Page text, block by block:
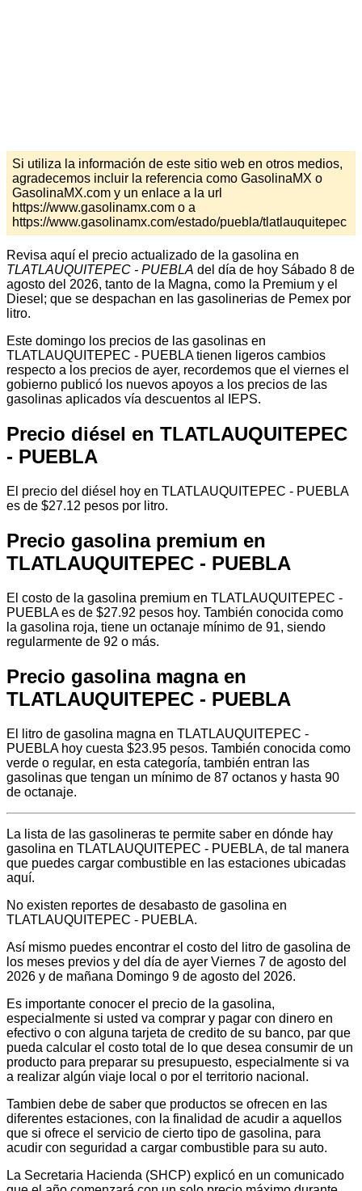
Si utiliza la información de este sitio web en otros medios,
agradecemos incluir la referencia como GasolinaMX o
GasolinaMX.com y un enlace a la url
https://www.gasolinamx.com o a
https://www.gasolinamx.com/estado/puebla/tlatlauquitepec
Revisa aquí el precio actualizado de la gasolina en
TLATLAUQUITEPEC - PUEBLA del día de hoy Sábado 8 de
agosto del 2026, tanto de la Magna, como la Premium y el
Diesel; que se despachan en las gasolinerias de Pemex por
litro.
Este domingo los precios de las gasolinas en
TLATLAUQUITEPEC - PUEBLA tienen ligeros cambios
respecto a los precios de ayer, recordemos que el viernes el
gobierno publicó los nuevos apoyos a los precios de las
gasolinas aplicados vía descuentos al IEPS.
Precio diésel en TLATLAUQUITEPEC
- PUEBLA
El precio del diésel hoy en TLATLAUQUITEPEC - PUEBLA
es de $27.12 pesos por litro.
Precio gasolina premium en
TLATLAUQUITEPEC - PUEBLA
El costo de la gasolina premium en TLATLAUQUITEPEC -
PUEBLA es de $27.92 pesos hoy. También conocida como
la gasolina roja, tiene un octanaje mínimo de 91, siendo
regularmente de 92 o más.
Precio gasolina magna en
TLATLAUQUITEPEC - PUEBLA
El litro de gasolina magna en TLATLAUQUITEPEC -
PUEBLA hoy cuesta $23.95 pesos. También conocida como
verde o regular, en esta categoría, también entran las
gasolinas que tengan un mínimo de 87 octanos y hasta 90
de octanaje.
La lista de las gasolineras te permite saber en dónde hay
gasolina en TLATLAUQUITEPEC - PUEBLA, de tal manera
que puedes cargar combustible en las estaciones ubicadas
aquí.
No existen reportes de desabasto de gasolina en
TLATLAUQUITEPEC - PUEBLA.
Así mismo puedes encontrar el costo del litro de gasolina de
los meses previos y del día de ayer Viernes 7 de agosto del
2026 y de mañana Domingo 9 de agosto del 2026.
Es importante conocer el precio de la gasolina,
especialmente si usted va comprar y pagar con dinero en
efectivo o con alguna tarjeta de credito de su banco, par que
pueda calcular el costo total de lo que desea consumir de un
producto para preparar su presupuesto, especialmente si va
a realizar algún viaje local o por el territorio nacional.
Tambien debe de saber que productos se ofrecen en las
diferentes estaciones, con la finalidad de acudir a aquellos
que si ofrece el servicio de cierto tipo de gasolina, para
acudir con seguridad a cargar combustible para su auto.
La Secretaria Hacienda (SHCP) explicó en un comunicado